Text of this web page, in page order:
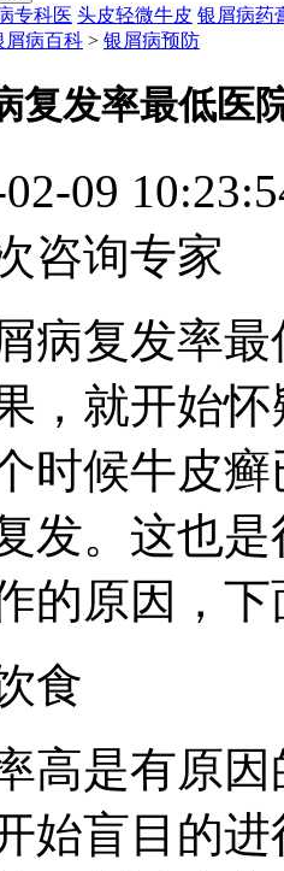
专科医 头皮轻微牛皮 银屑病药
屑病百科 > 银屑病预防
复发率最低医
09
咨询专家
病复发率
，就开始
时候牛皮
发。这也
的原因，
食
高是有原
始盲目的